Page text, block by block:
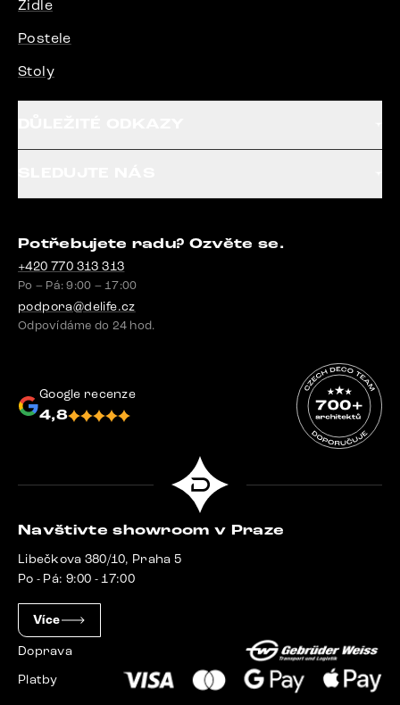
Židle
Postele
Stoly
Potřebujete radu? Ozvěte se.
+420 770 313 313
Po – Pá: 9:00 – 17:00
podpora@delife.cz
Odpovídáme do 24 hod.
Google recenze
4,8
Navštivte showroom v Praze
Libečkova 380/10, Praha 5
Po - Pá: 9:00 - 17:00
Více
Doprava
Platby